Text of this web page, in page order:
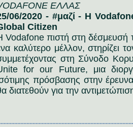
ΕΛΛΑΣ
06/2020 - #μαζί - H
Citizen
Vodafone πιστή στη δέσμευσή
καλύτερο μέλλον, στηρίζει
στη Σύνοδο
for our Future, μια
πρόσβασης στην
διατεθούν για την